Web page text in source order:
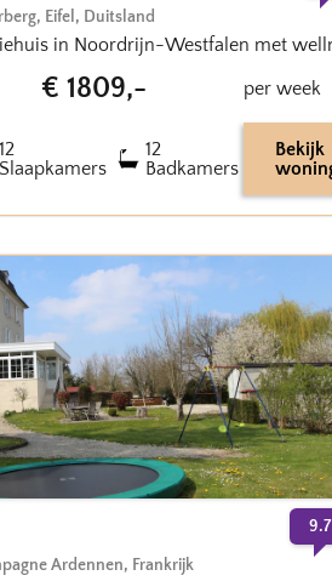
, Eifel , Duitsland
in Noordrijn-Westfalen met
€ 1809,- per week
12
Slaapkamers
12
Badkamers
Bekijk
Ardennen, Frankrijk
9.7